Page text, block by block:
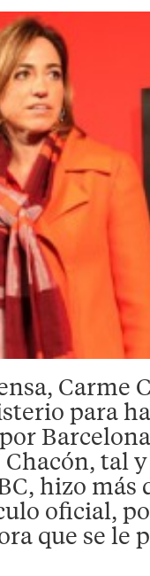
Carme
para
Chacón, tal
hizo más
oficial,
que se le